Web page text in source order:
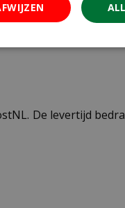
De levertijd